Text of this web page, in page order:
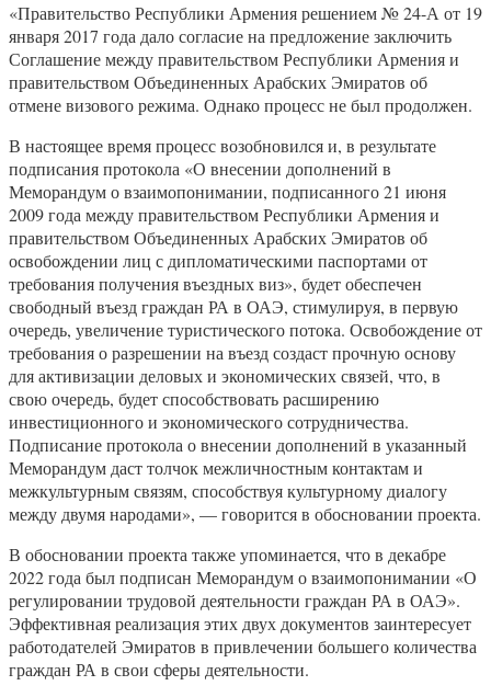
«Правительство Республики Армения решением № 24-А от 19
января 2017 года дало согласие на предложение заключить
Соглашение между правительством Республики Армения и
правительством Объединенных Арабских Эмиратов об
отмене визового режима. Однако процесс не был продолжен.
В настоящее время процесс возобновился и, в результате
подписания протокола «О внесении дополнений в
Меморандум о взаимопонимании, подписанного 21 июня
2009 года между правительством Республики Армения и
правительством Объединенных Арабских Эмиратов об
освобождении лиц с дипломатическими паспортами от
требования получения въездных виз», будет обеспечен
свободный въезд граждан РА в ОАЭ, стимулируя, в первую
очередь, увеличение туристического потока. Освобождение от
требования о разрешении на въезд создаст прочную основу
для активизации деловых и экономических связей, что, в
свою очередь, будет способствовать расширению
инвестиционного и экономического сотрудничества.
Подписание протокола о внесении дополнений в указанный
Меморандум даст толчок межличностным контактам и
межкультурным связям, способствуя культурному диалогу
между двумя народами», — говорится в обосновании проекта.
В обосновании проекта также упоминается, что в декабре
2022 года был подписан Меморандум о взаимопонимании «О
регулировании трудовой деятельности граждан РА в ОАЭ».
Эффективная реализация этих двух документов заинтересует
работодателей Эмиратов в привлечении большего количества
граждан РА в свои сферы деятельности.